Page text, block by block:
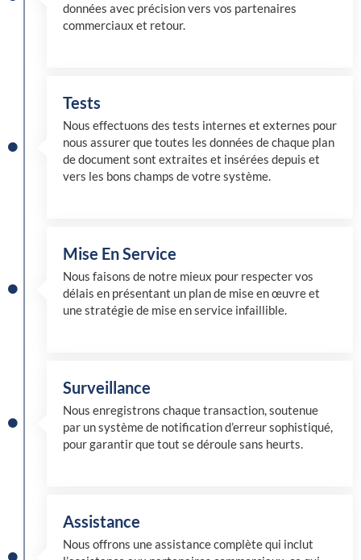
données avec précision vers vos partenaires
commerciaux et retour.
Tests
Nous effectuons des tests internes et externes pour
nous assurer que toutes les données de chaque plan
de document sont extraites et insérées depuis et
vers les bons champs de votre système.
Mise En Service
Nous faisons de notre mieux pour respecter vos
délais en présentant un plan de mise en œuvre et
une stratégie de mise en service infaillible.
Surveillance
Nous enregistrons chaque transaction, soutenue
par un système de notification d’erreur sophistiqué,
pour garantir que tout se déroule sans heurts.
Assistance
Nous offrons une assistance complète qui inclut